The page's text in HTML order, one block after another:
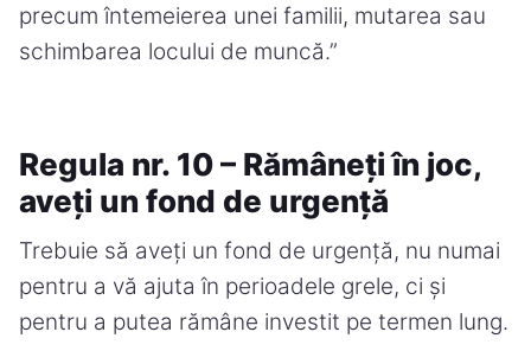
precum întemeierea unei familii, mutarea sau
schimbarea locului de muncă.”
Regula nr. 10 – Rămâneți în joc,
aveți un fond de urgență
Trebuie să aveți un fond de urgență, nu numai
pentru a vă ajuta în perioadele grele, ci și
pentru a putea rămâne investit pe termen lung.